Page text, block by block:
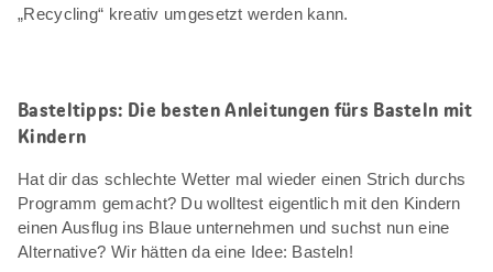
„Recycling“ kreativ umgesetzt werden kann.
Basteltipps: Die besten Anleitungen fürs Basteln mit
Kindern
Hat dir das schlechte Wetter mal wieder einen Strich durchs
Programm gemacht? Du wolltest eigentlich mit den Kindern
einen Ausflug ins Blaue unternehmen und suchst nun eine
Alternative? Wir hätten da eine Idee: Basteln!